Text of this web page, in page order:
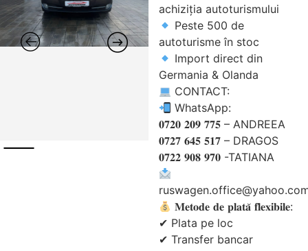
achiziția autoturismului
Peste 500 de
autoturisme în stoc
Import direct din
Germania & Olanda
CONTACT:
WhatsApp:
𝟎𝟕𝟐𝟎 𝟐𝟎𝟗 𝟕𝟕𝟓 – ANDREEA
𝟎𝟕𝟐𝟕 𝟔𝟒𝟓 𝟓𝟏𝟕 – DRAGOS
𝟎𝟕𝟐𝟐 𝟗𝟎𝟖 𝟗𝟕𝟎 -TATIANA
𝐌𝐞𝐭𝐨𝐝𝐞 𝐝𝐞 𝐩𝐥𝐚𝐭𝐚̆ 𝐟𝐥𝐞𝐱𝐢𝐛𝐢𝐥𝐞:
✔ Plata pe loc
✔ Transfer bancar